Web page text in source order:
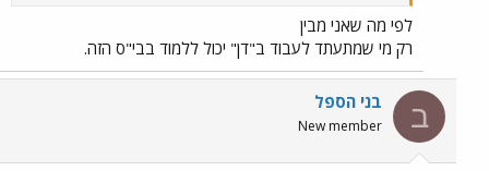
לפי מה שאני מבין
רק מי שמתעתד לעבוד ב"דן" יכול ללמוד בבי"ס הזה.
ב בני הספל
New member